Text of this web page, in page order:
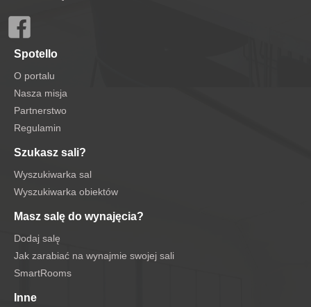
Spotello
O portalu
Nasza misja
Partnerstwo
Regulamin
Szukasz sali?
Wyszukiwarka sal
Wyszukiwarka obiektów
Masz salę do wynajęcia?
Dodaj salę
Jak zarabiać na wynajmie swojej sali
SmartRooms
Inne